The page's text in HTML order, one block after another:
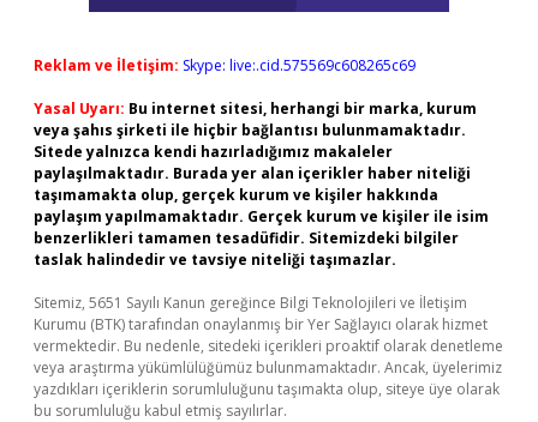
Reklam ve İletişim: Skype: live:.cid.575569c608265c69
Yasal Uyarı: Bu internet sitesi, herhangi bir marka, kurum
veya şahıs şirketi ile hiçbir bağlantısı bulunmamaktadır.
Sitede yalnızca kendi hazırladığımız makaleler
paylaşılmaktadır. Burada yer alan içerikler haber niteliği
taşımamakta olup, gerçek kurum ve kişiler hakkında
paylaşım yapılmamaktadır. Gerçek kurum ve kişiler ile isim
benzerlikleri tamamen tesadüfidir. Sitemizdeki bilgiler
taslak halindedir ve tavsiye niteliği taşımazlar.
Sitemiz, 5651 Sayılı Kanun gereğince Bilgi Teknolojileri ve İletişim
Kurumu (BTK) tarafından onaylanmış bir Yer Sağlayıcı olarak hizmet
vermektedir. Bu nedenle, sitedeki içerikleri proaktif olarak denetleme
veya araştırma yükümlülüğümüz bulunmamaktadır. Ancak, üyelerimiz
yazdıkları içeriklerin sorumluluğunu taşımakta olup, siteye üye olarak
bu sorumluluğu kabul etmiş sayılırlar.